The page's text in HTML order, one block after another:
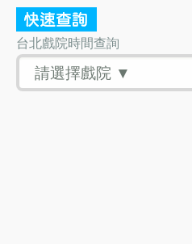
台北戲院時間查詢